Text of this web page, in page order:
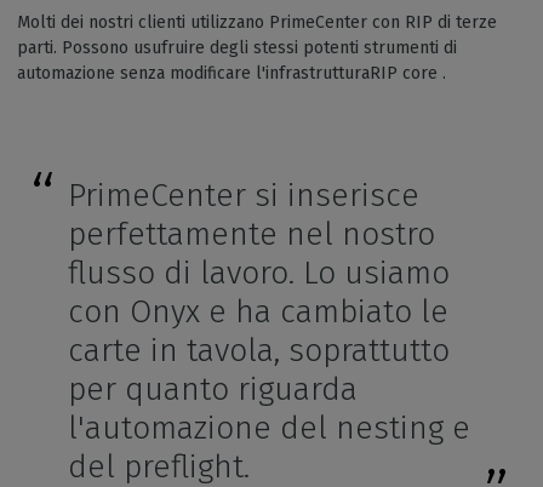
Molti dei nostri clienti utilizzano PrimeCenter con RIP di terze
parti. Possono usufruire degli stessi potenti strumenti di
automazione senza modificare l'infrastrutturaRIP core .
PrimeCenter si inserisce
perfettamente nel nostro
flusso di lavoro. Lo usiamo
con Onyx e ha cambiato le
carte in tavola, soprattutto
per quanto riguarda
l'automazione del nesting e
del preflight.